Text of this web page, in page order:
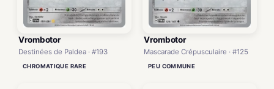
Vrombotor
Destinées de Paldea · #193
CHROMATIQUE RARE
Vrombotor
Mascarade Crépusculaire · #125
PEU COMMUNE